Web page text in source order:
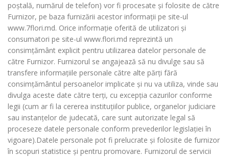
poștală, numărul de telefon) vor fi procesate și folosite de către
Furnizor, pe baza furnizării acestor informații pe site-ul
www.7flori.md. Orice informație oferită de utilizatori și
consumatori pe site-ul www.flori.md reprezintă un
consimțământ explicit pentru utilizarea datelor personale de
către Furnizor. Furnizorul se angajează să nu divulge sau să
transfere informațiile personale către alte părți fără
consimțământul persoanelor implicate și nu va utiliza, vinde sau
divulga aceste date către terți, cu excepția cazurilor conforme
legii (cum ar fi la cererea instituțiilor publice, organelor judiciare
sau instanțelor de judecată, care sunt autorizate legal să
proceseze datele personale conform prevederilor legislației în
vigoare).Datele personale pot fi prelucrate și folosite de furnizor
în scopuri statistice și pentru promovare. Furnizorul de servicii